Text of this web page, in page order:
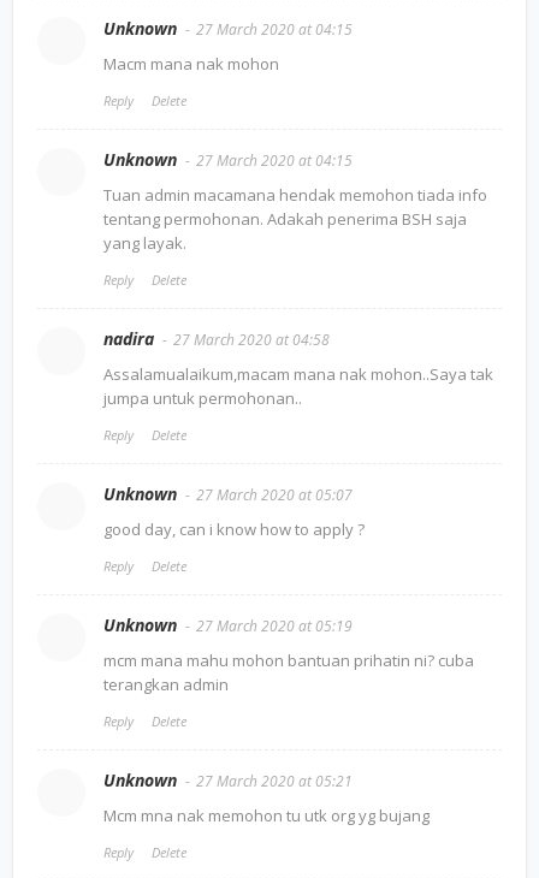
Unknown 27 March 2020 at 04:15
Macm mana nak mohon
Reply Delete
Unknown 27 March 2020 at 04:15
Tuan admin macamana hendak memohon tiada info
tentang permohonan. Adakah penerima BSH saja
yang layak.
Reply Delete
nadira 27 March 2020 at 04:58
Assalamualaikum,macam mana nak mohon..Saya tak
jumpa untuk permohonan..
Reply Delete
Unknown 27 March 2020 at 05:07
good day, can i know how to apply ?
Reply Delete
Unknown 27 March 2020 at 05:19
mcm mana mahu mohon bantuan prihatin ni? cuba
terangkan admin
Reply Delete
Unknown 27 March 2020 at 05:21
Mcm mna nak memohon tu utk org yg bujang
Reply Delete